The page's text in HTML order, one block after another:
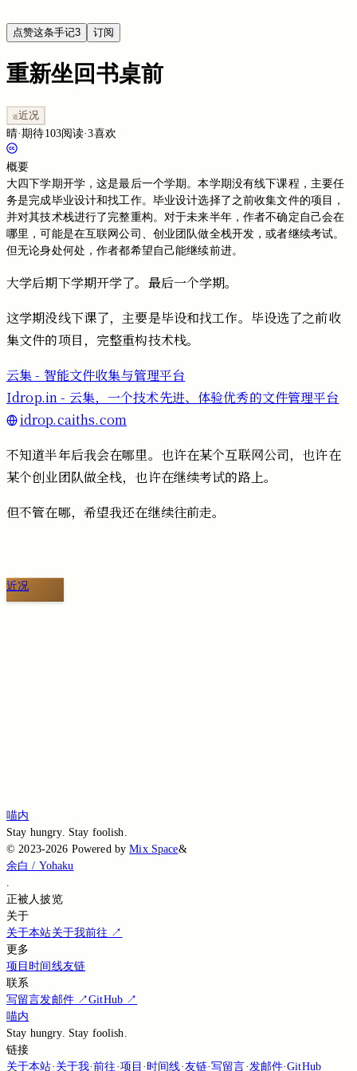
点赞这条手记3 订阅
重新坐回书桌前
近近况
晴·期待103阅读·3喜欢
概要
大四下学期开学，这是最后一个学期。本学期没有线下课程，主要任
务是完成毕业设计和找工作。毕业设计选择了之前收集文件的项目，
并对其技术栈进行了完整重构。对于未来半年，作者不确定自己会在
哪里，可能是在互联网公司、创业团队做全栈开发，或者继续考试。
但无论身处何处，作者都希望自己能继续前进。
大学后期下学期开学了。最后一个学期。
这学期没线下课了，主要是毕设和找工作。毕设选了之前收
集文件的项目，完整重构技术栈。
云集 - 智能文件收集与管理平台
Idrop.in - 云集，一个技术先进、体验优秀的文件管理平台
idrop.caiths.com
不知道半年后我会在哪里。也许在某个互联网公司，也许在
某个创业团队做全栈，也许在继续考试的路上。
但不管在哪，希望我还在继续往前走。
近况
喵内
Stay hungry. Stay foolish.
© 2023-2026 Powered by Mix Space&
余白 / Yohaku
正被 人披览
关于
关于本站关于我前往 ↗
更多
项目 时间线友链
联系
写留言发邮件↗GitHub↗
喵内
Stay hungry. Stay foolish.
链接
关于本站· 关于我·前往 ·项目 · 时间线·友链·写留言· 发邮件·GitHub